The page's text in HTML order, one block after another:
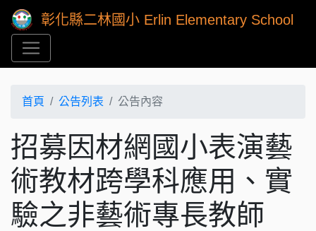
彰化縣二林國小 Erlin Elementary School
首頁 公告列表 公告內容
招募因材網國小表演藝
術教材跨學科應用、實
驗之非藝術專長教師